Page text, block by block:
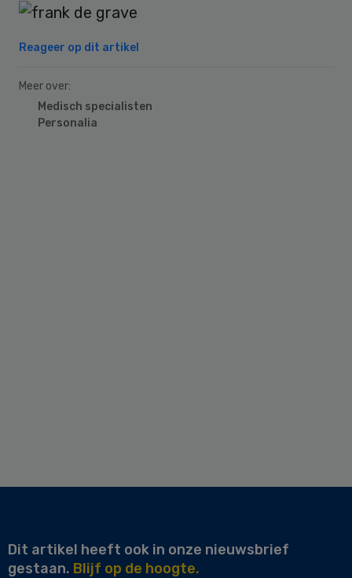
Reageer op dit artikel
Meer over:
Medisch specialisten
Personalia
Dit artikel heeft ook in onze nieuwsbrief
gestaan. Blijf op de hoogte.